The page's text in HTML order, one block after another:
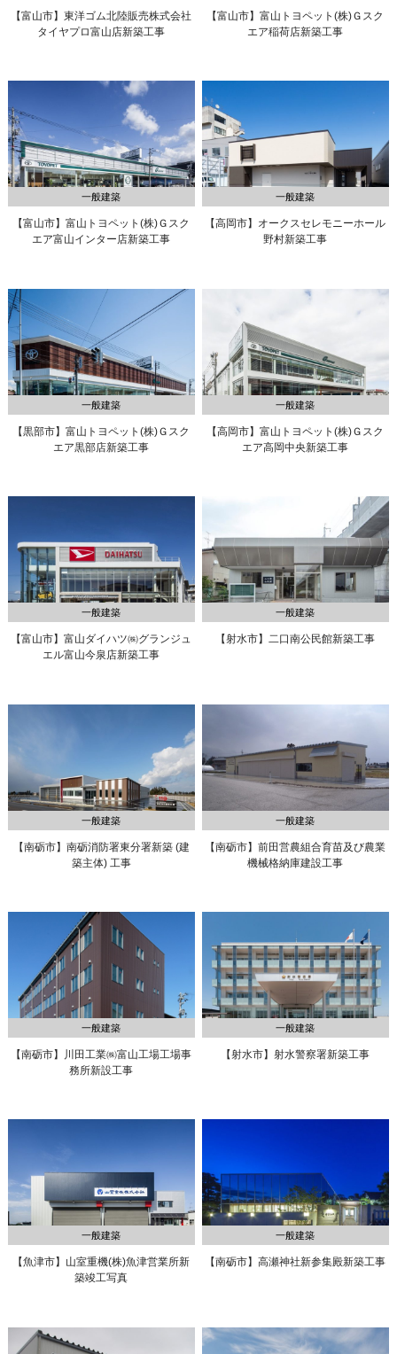
【富山市】東洋ゴム北陸販売株式会社
タイヤプロ富山店新築工事
【富山市】富山トヨペット(株)Ｇスク
エア稲荷店新築工事
一般建築
【富山市】富山トヨペット(株)Ｇスク
エア富山インター店新築工事
一般建築
【高岡市】オークスセレモニーホール
野村新築工事
一般建築
【黒部市】富山トヨペット(株)Ｇスク
エア黒部店新築工事
一般建築
【高岡市】富山トヨペット(株)Ｇスク
エア高岡中央新築工事
一般建築
【富山市】富山ダイハツ㈱グランジュ
エル富山今泉店新築工事
一般建築
【射水市】二口南公民館新築工事
一般建築
【南砺市】南砺消防署東分署新築 (建
築主体) 工事
一般建築
【南砺市】前田営農組合育苗及び農業
機械格納庫建設工事
一般建築
【南砺市】川田工業㈱富山工場工場事
務所新設工事
一般建築
【射水市】射水警察署新築工事
一般建築
【魚津市】山室重機(株)魚津営業所新
築竣工写真
一般建築
【南砺市】高瀬神社新参集殿新築工事